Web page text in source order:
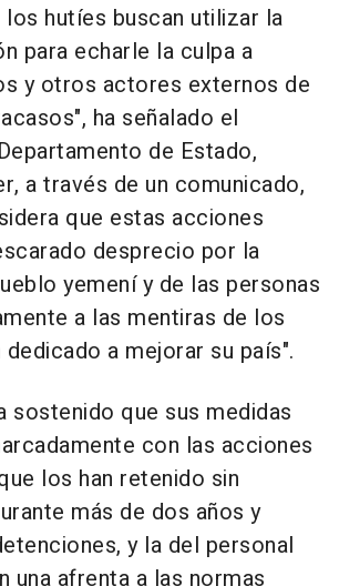
los hutíes buscan utilizar la
para echarle la culpa a
y otros actores externos de
ha señalado el
de Estado,
a través de un comunicado,
que estas acciones
desprecio por la
yemení y de las personas
a las mentiras de los
a mejorar su país".
sostenido que sus medidas
con las acciones
los han retenido sin
más de dos años y
y la del personal
una afrenta a las normas